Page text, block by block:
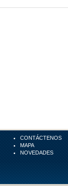
CONTÁCTENOS
MAPA
NOVEDADES